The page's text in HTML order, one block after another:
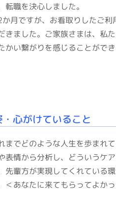
職を決心しました。
月ですが、お看取りしたご
きました。ご家族さまは、私
かい繋がりを感じることがで
心がけていること
までどのような人生を歩まれ
表情から分析し、どういうケ
先輩方が実現してくれている
＜あなたに来てもらってよか